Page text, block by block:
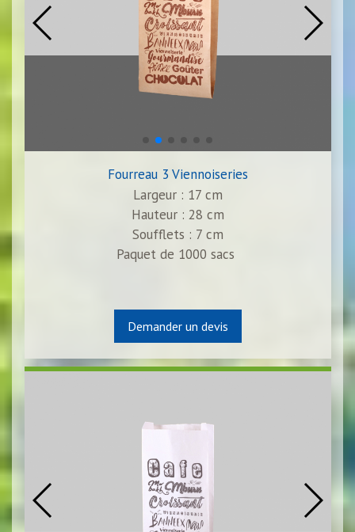
Fourreau 3 Viennoiseries
Largeur : 17 cm
Hauteur : 28 cm
Soufflets : 7 cm
Paquet de 1000 sacs
Demander un devis